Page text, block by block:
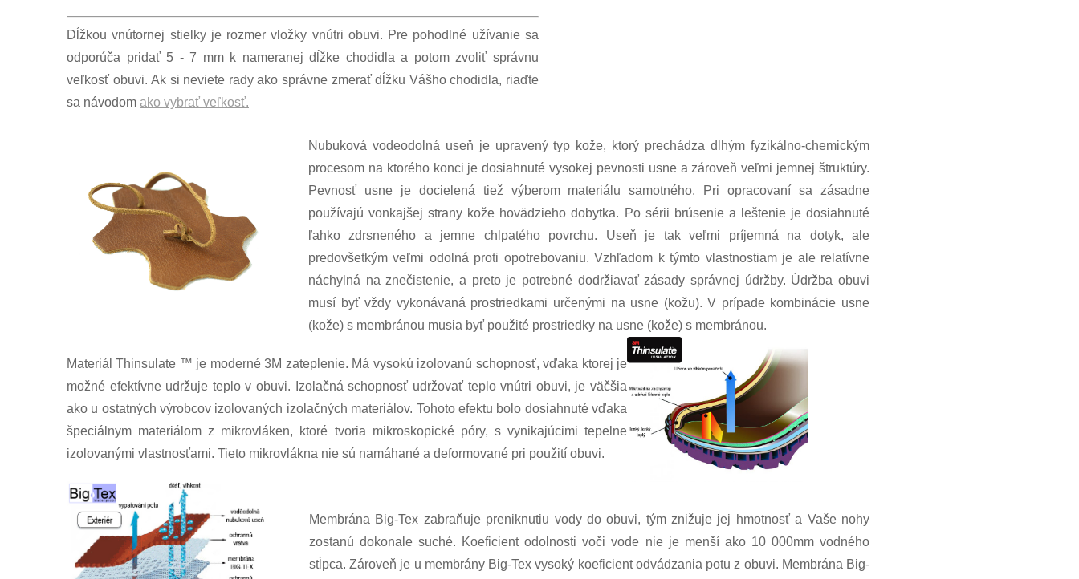
Dĺžkou vnútornej stielky je rozmer vložky vnútri obuvi. Pre pohodlné užívanie sa
odporúča pridať 5 - 7 mm k nameranej dĺžke chodidla a potom zvoliť správnu
veľkosť obuvi. Ak si neviete rady ako správne zmerať dĺžku Vášho chodidla, riaďte
sa návodom ako vybrať veľkosť.
Nubuková vodeodolná useň je upravený typ kože, ktorý prechádza dlhým fyzikálno-chemickým
procesom na ktorého konci je dosiahnuté vysokej pevnosti usne a zároveň veľmi jemnej štruktúry.
Pevnosť usne je docielená tiež výberom materiálu samotného. Pri opracovaní sa zásadne
používajú vonkajšej strany kože hovädzieho dobytka. Po sérii brúsenie a leštenie je dosiahnuté
ľahko zdrsneného a jemne chlpatého povrchu. Useň je tak veľmi príjemná na dotyk, ale
predovšetkým veľmi odolná proti opotrebovaniu. Vzhľadom k týmto vlastnostiam je ale relatívne
náchylná na znečistenie, a preto je potrebné dodržiavať zásady správnej údržby. Údržba obuvi
musí byť vždy vykonávaná prostriedkami určenými na usne (kožu). V prípade kombinácie usne
(kože) s membránou musia byť použité prostriedky na usne (kože) s membránou.
Materiál Thinsulate ™ je moderné 3M zateplenie. Má vysokú izolovanú schopnosť, vďaka ktorej je
možné efektívne udržuje teplo v obuvi. Izolačná schopnosť udržovať teplo vnútri obuvi, je väčšia
ako u ostatných výrobcov izolovaných izolačných materiálov. Tohoto efektu bolo dosiahnuté vďaka
špeciálnym materiálom z mikrovláken, ktoré tvoria mikroskopické póry, s vynikajúcimi tepelne
izolovanými vlastnosťami. Tieto mikrovlákna nie sú namáhané a deformované pri použití obuvi.
Membrána Big-Tex zabraňuje preniknutiu vody do obuvi, tým znižuje jej hmotnosť a Vaše nohy
zostanú dokonale suché. Koeficient odolnosti voči vode nie je menší ako 10 000mm vodného
stĺpca. Zároveň je u membrány Big-Tex vysoký koeficient odvádzania potu z obuvi. Membrána Big-